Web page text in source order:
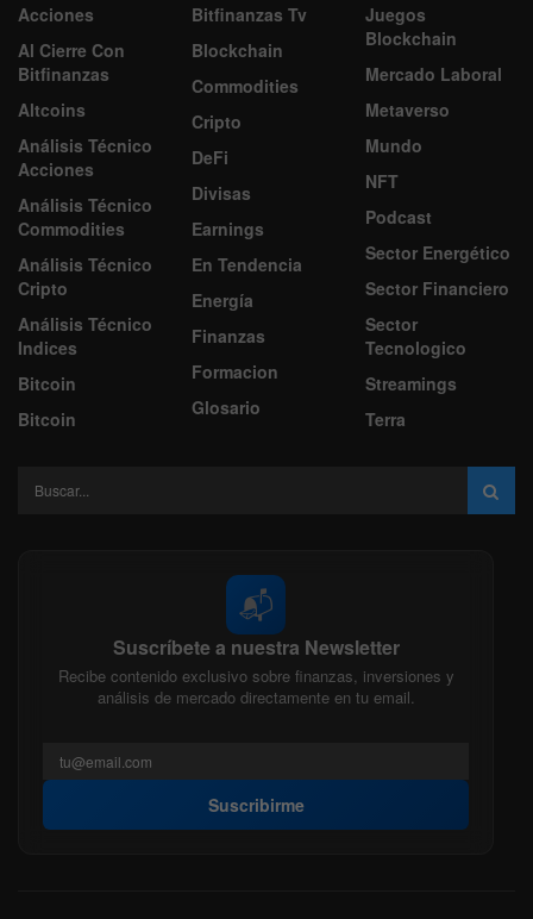
Acciones
Al Cierre Con
Bitfinanzas
Altcoins
Análisis Técnico
Acciones
Análisis Técnico
Commodities
Análisis Técnico
Cripto
Análisis Técnico
Indices
Bitcoin
Bitcoin
Bitfinanzas Tv
Blockchain
Commodities
Cripto
DeFi
Divisas
Earnings
En Tendencia
Energía
Finanzas
Formacion
Glosario
Juegos
Blockchain
Mercado Laboral
Metaverso
Mundo
NFT
Podcast
Sector Energético
Sector Financiero
Sector
Tecnologico
Streamings
Terra
📬
Suscríbete a nuestra Newsletter
Recibe contenido exclusivo sobre finanzas, inversiones y
análisis de mercado directamente en tu email.
Suscribirme